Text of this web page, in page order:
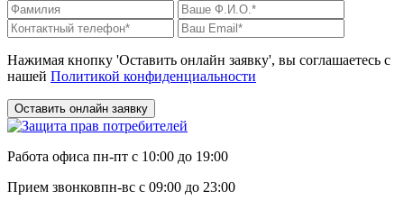
Нажимая кнопку 'Оставить онлайн заявку', вы соглашаетесь с
нашей Политикой конфиденциальности
Оставить онлайн заявку
Работа офиса пн-пт с 10:00 до 19:00
Прием звонковпн-вс с 09:00 до 23:00